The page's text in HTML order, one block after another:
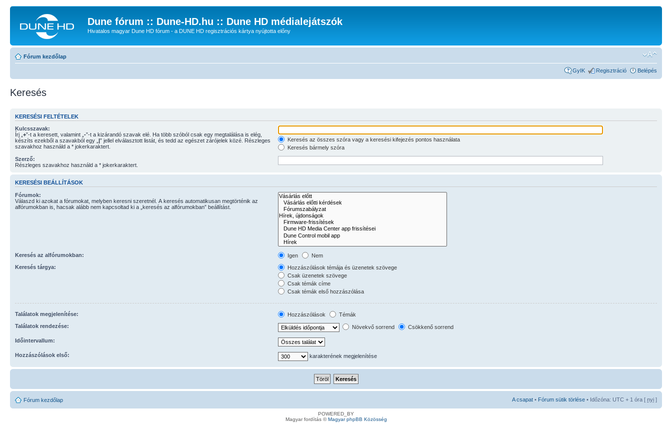
Dune fórum :: Dune-HD.hu :: Dune HD médialejátszók
Hivatalos magyar Dune HD fórum - a DUNE HD regisztrációs kártya nyújtotta előny
Fórum kezdőlap
GyIK Regisztráció Belépés
Keresés
KERESÉSI FELTÉTELEK
Kulcsszavak:
Írj „ +”-t a keresett, valamint „ -”-t a kizárandó szavak elé. Ha több szóból csak egy megtalálása is elég,
készíts ezekből a szavakból egy „ |” jellel elválasztott listát, és tedd az egészet zárójelek közé. Részleges
szavakhoz használd a * jokerkaraktert.
Keresés az összes szóra vagy a keresési kifejezés pontos használata
Keresés bármely szóra
Szerző:
Részleges szavakhoz használd a * jokerkaraktert.
KERESÉSI BEÁLLÍTÁSOK
Fórumok:
Válaszd ki azokat a fórumokat, melyben keresni szeretnél. A keresés automatikusan megtörténik az
alfórumokban is, hacsak alább nem kapcsoltad ki a „keresés az alfórumokban” beállítást.
Keresés az alfórumokban: Igen
Nem
Keresés tárgya:
Hozzászólások témája és üzenetek szövege
Csak üzenetek szövege
Csak témák címe
Csak témák első hozzászólása
Találatok megjelenítése: Hozzászólások
Témák
Találatok rendezése:
Növekvő sorrend Csökkenő sorrend
Időintervallum:
Hozzászólások első: karakterének megjelenítése
Fórum kezdőlap A csapat • Fórum sütik törlése • Időzóna: UTC + 1 óra [ nyi ]
POWERED_BY
Magyar fordítás ©Magyar phpBB Közösség